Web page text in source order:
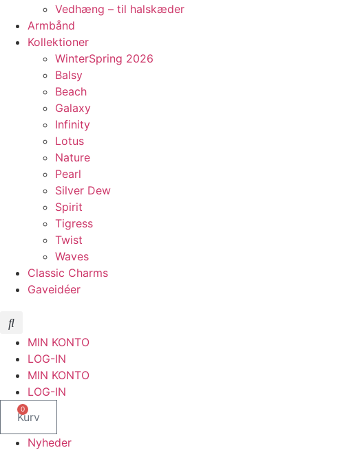
Vedhæng – til halskæder
Armbånd
Kollektioner
WinterSpring 2026
Balsy
Beach
Galaxy
Infinity
Lotus
Nature
Pearl
Silver Dew
Spirit
Tigress
Twist
Waves
Classic Charms
Gaveidéer
MIN KONTO
LOG-IN
MIN KONTO
LOG-IN
0
Kurv
Nyheder